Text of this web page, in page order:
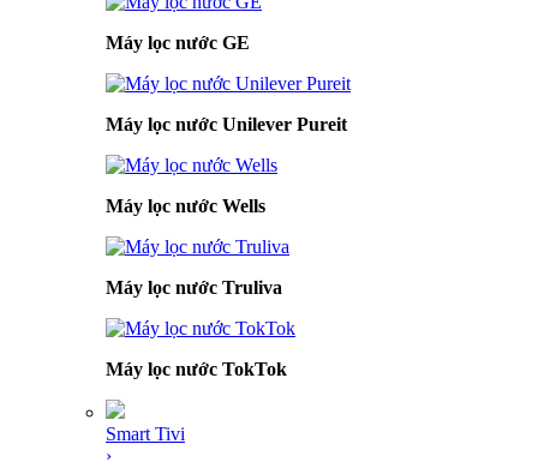
Máy lọc nước GE
Máy lọc nước Unilever Pureit
Máy lọc nước Wells
Máy lọc nước Truliva
Máy lọc nước TokTok
Smart Tivi
›